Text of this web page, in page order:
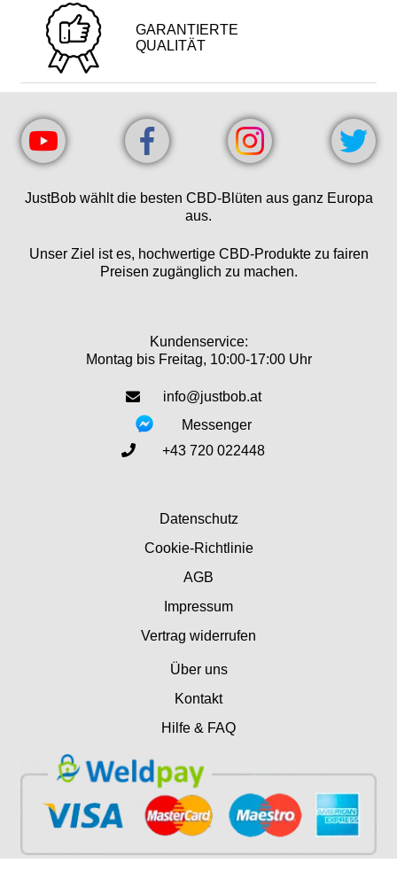
GARANTIERTE
QUALITÄT
JustBob wählt die besten CBD-Blüten aus ganz Europa
aus.
Unser Ziel ist es, hochwertige CBD-Produkte zu fairen
Preisen zugänglich zu machen.
Kundenservice:
Montag bis Freitag, 10:00-17:00 Uhr
info@justbob.at
Messenger
+43 720 022448
Datenschutz
Cookie-Richtlinie
AGB
Impressum
Vertrag widerrufen
Über uns
Kontakt
Hilfe & FAQ